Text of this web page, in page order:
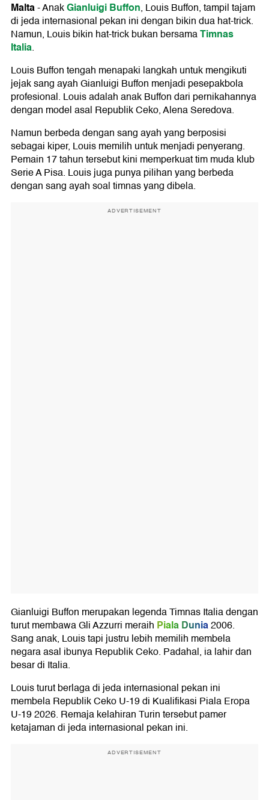
Malta-AnakGianluigi Buffon, Louis Buffon, tampil tajam
di jeda internasional pekan ini dengan bikin dua hat-trick.
Namun, Louis bikin hat-trick bukan bersamaTimnas
Italia.
Louis Buffon tengah menapaki langkah untuk mengikuti
jejak sang ayah Gianluigi Buffon menjadi pesepakbola
profesional. Louis adalah anak Buffon dari pernikahannya
dengan model asal Republik Ceko, Alena Seredova.
Namun berbeda dengan sang ayah yang berposisi
sebagai kiper, Louis memilih untuk menjadi penyerang.
Pemain 17 tahun tersebut kini memperkuat tim muda klub
Serie A Pisa. Louis juga punya pilihan yang berbeda
dengan sang ayah soal timnas yang dibela.
ADVERTISEMENT
Gianluigi Buffon merupakan legenda Timnas Italia dengan
turut membawa Gli Azzurri meraih Piala Dunia2006.
Sang anak, Louis tapi justru lebih memilih membela
negara asal ibunya Republik Ceko. Padahal, ia lahir dan
besar di Italia.
Louis turut berlaga di jeda internasional pekan ini
membela Republik Ceko U-19 di Kualifikasi Piala Eropa
U-19 2026. Remaja kelahiran Turin tersebut pamer
ketajaman di jeda internasional pekan ini.
ADVERTISEMENT